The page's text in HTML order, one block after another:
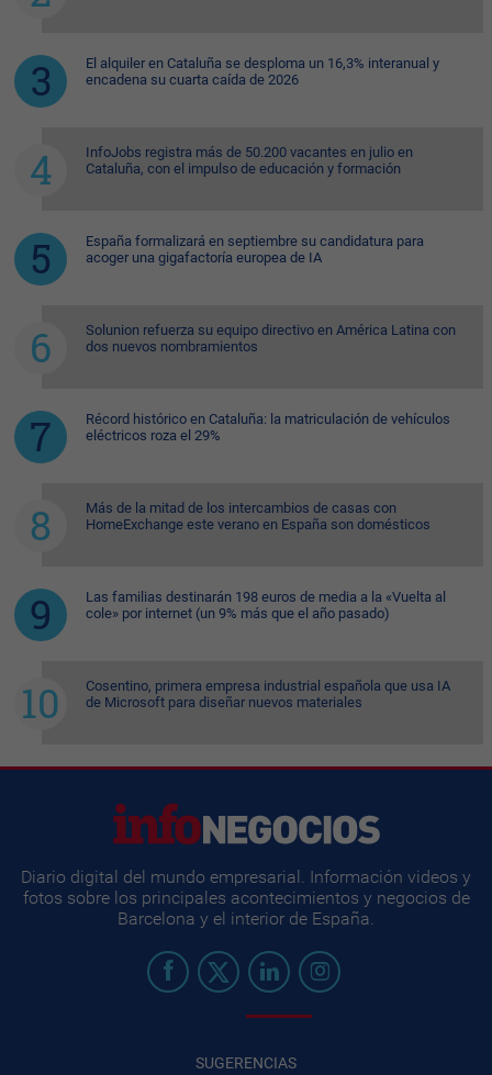
El alquiler en Cataluña se desploma un 16,3% interanual y
encadena su cuarta caída de 2026
InfoJobs registra más de 50.200 vacantes en julio en
Cataluña, con el impulso de educación y formación
España formalizará en septiembre su candidatura para
acoger una gigafactoría europea de IA
Solunion refuerza su equipo directivo en América Latina con
dos nuevos nombramientos
Récord histórico en Cataluña: la matriculación de vehículos
eléctricos roza el 29%
Más de la mitad de los intercambios de casas con
HomeExchange este verano en España son domésticos
Las familias destinarán 198 euros de media a la «Vuelta al
cole» por internet (un 9% más que el año pasado)
Cosentino, primera empresa industrial española que usa IA
de Microsoft para diseñar nuevos materiales
Diario digital del mundo empresarial. Información videos y
fotos sobre los principales acontecimientos y negocios de
Barcelona y el interior de España.
SUGERENCIAS